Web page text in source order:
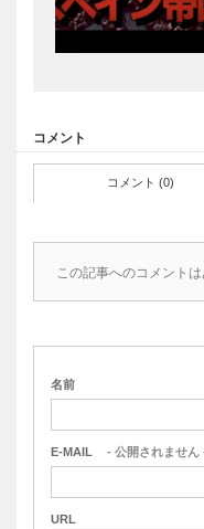
コメント
コメント (0)
この記事へのコメントは
名前
E-MAIL - 公開されません
URL